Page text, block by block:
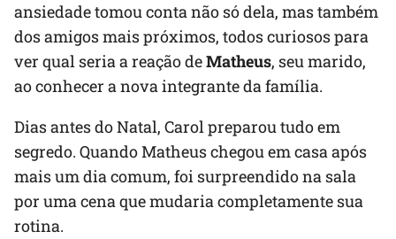
ansiedade tomou conta não só dela, mas também
dos amigos mais próximos, todos curiosos para
ver qual seria a reação deMatheus, seu marido,
ao conhecer a nova integrante da família.
Dias antes do Natal, Carol preparou tudo em
segredo. Quando Matheus chegou em casa após
mais um dia comum, foi surpreendido na sala
por uma cena que mudaria completamente sua
rotina.